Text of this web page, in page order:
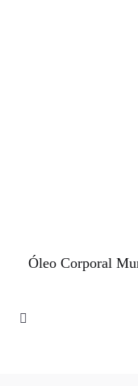
Óleo Corporal